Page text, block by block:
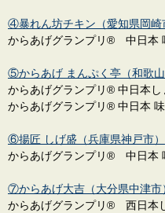
④暴れん坊チキン（愛知県岡崎
からあげグランプリ® 中日本
⑤からあげ まんぷく亭（和歌山
からあげグランプリ® 中日本
からあげグランプリ® 中日本
⑥揚匠 しげ盛（兵庫県神戸市）
からあげグランプリ® 中日本
⑦からあげ大吉（大分県中津市
からあげグランプリ® 西日本